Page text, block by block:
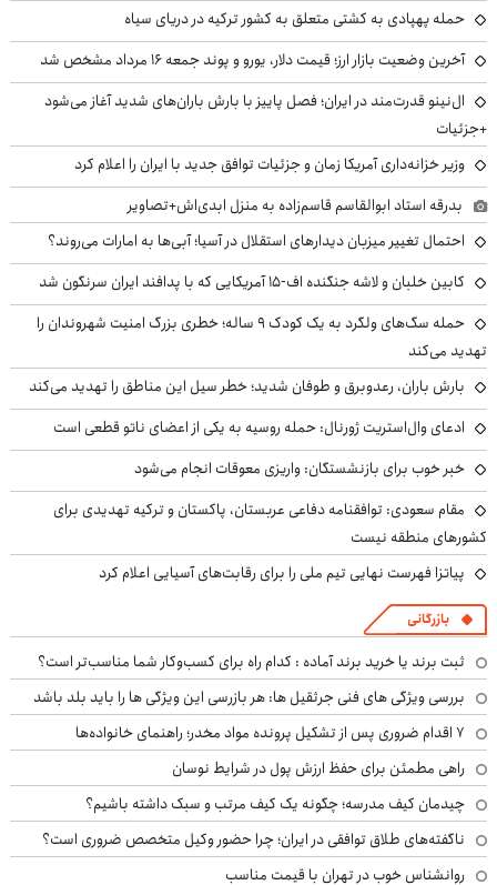
حمله پهپادی به کشتی متعلق به کشور ترکیه در دریای سیاه
آخرین وضعیت بازار ارز؛ قیمت دلار، یورو و پوند جمعه ۱۶ مرداد مشخص شد
ال‌نینو قدرت‌مند در ایران؛ فصل پاییز با بارش باران‌های شدید آغاز می‌شود
+جزئیات
وزیر خزانه‌داری آمریکا زمان و جزئیات توافق جدید با ایران را اعلام کرد
بدرقه استاد ابوالقاسم قاسم‌زاده به منزل ابدی‌اش+تصاویر
احتمال تغییر میزبان دیدارهای استقلال در آسیا؛ آبی‌ها به امارات می‌روند؟
کابین خلبان و لاشه جنگنده اف-۱۵ آمریکایی که با پدافند ایران سرنگون شد
حمله سگ‌های ولگرد به یک کودک ۹ ساله؛ خطری بزرگ امنیت شهروندان را
تهدید می‌کند
بارش باران، رعدوبرق و طوفان شدید؛ خطر سیل این مناطق را تهدید می‌کند
ادعای وال‌استریت ژورنال: حمله روسیه به یکی از اعضای ناتو قطعی است
خبر خوب برای بازنشستگان: واریزی معوقات انجام می‌شود
مقام سعودی: توافقنامه دفاعی عربستان، پاکستان و ترکیه تهدیدی برای
کشورهای منطقه نیست
پیاتزا فهرست نهایی تیم ملی را برای رقابت‌های آسیایی اعلام کرد
بازرگانی
ثبت برند یا خرید برند آماده : کدام راه برای کسب‌وکار شما مناسب‌تر است؟
بررسی ویژگی های فنی جرثقیل ها: هر بازرسی این ویژگی ها را باید بلد باشد
۷ اقدام ضروری پس از تشکیل پرونده مواد مخدر؛ راهنمای خانواده‌ها
راهی مطمئن برای حفظ ارزش پول در شرایط نوسان
چیدمان کیف مدرسه؛ چگونه یک کیف مرتب و سبک داشته باشیم؟
ناگفته‌های طلاق توافقی در ایران؛ چرا حضور وکیل متخصص ضروری است؟
روانشناس خوب در تهران با قیمت مناسب